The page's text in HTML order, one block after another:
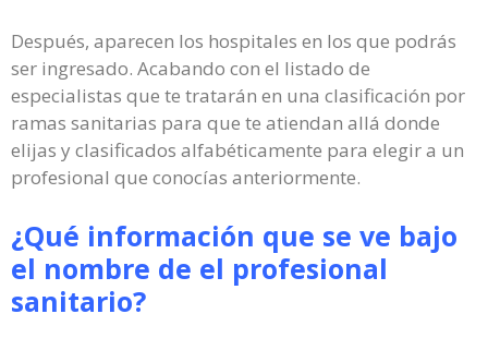
Después, aparecen los hospitales en los que podrás
ser ingresado. Acabando con el listado de
especialistas que te tratarán en una clasificación por
ramas sanitarias para que te atiendan allá donde
elijas y clasificados alfabéticamente para elegir a un
profesional que conocías anteriormente.
¿Qué información que se ve bajo
el nombre de el profesional
sanitario?